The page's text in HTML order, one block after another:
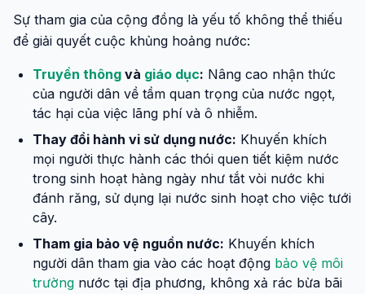
Sự tham gia của cộng đồng là yếu tố không thể thiếu
để giải quyết cuộc khủng hoảng nước:
Truyền thông và giáo dục: Nâng cao nhận thức
của người dân về tầm quan trọng của nước ngọt,
tác hại của việc lãng phí và ô nhiễm.
Thay đổi hành vi sử dụng nước: Khuyến khích
mọi người thực hành các thói quen tiết kiệm nước
trong sinh hoạt hàng ngày như tắt vòi nước khi
đánh răng, sử dụng lại nước sinh hoạt cho việc tưới
cây.
Tham gia bảo vệ nguồn nước: Khuyến khích
người dân tham gia vào các hoạt động bảo vệ môi
trường nước tại địa phương, không xả rác bừa bãi